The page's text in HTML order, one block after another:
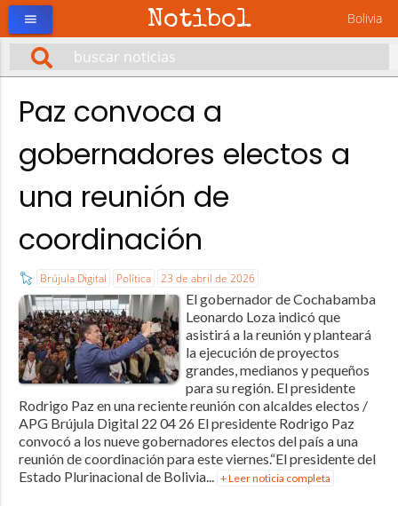
Notibol Bolivia
menu
Paz convoca a
gobernadores electos a
una reunión de
coordinación
Brújula Digital Política 23 de abril de 2026
El gobernador de Cochabamba
Leonardo Loza indicó que
asistirá a la reunión y planteará
la ejecución de proyectos
grandes, medianos y pequeños
para su región. El presidente
Rodrigo Paz en una reciente reunión con alcaldes electos /
APG Brújula Digital 22 04 26 El presidente Rodrigo Paz
convocó a los nueve gobernadores electos del país a una
reunión de coordinación para este viernes.“El presidente del
Estado Plurinacional de Bolivia... + Leer noticia completa